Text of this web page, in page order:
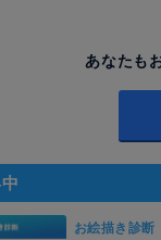
あなたも
お絵描き診断